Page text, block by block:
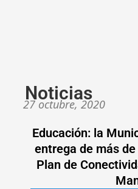
Noticias
27 octubre, 2020
Educación: la
entrega de más
Plan de